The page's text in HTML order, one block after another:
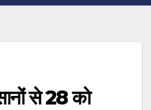
से 28 को